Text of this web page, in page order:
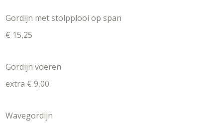
Gordijn met stolpplooi op span
€ 15,25
Gordijn voeren
extra € 9,00
Wavegordijn